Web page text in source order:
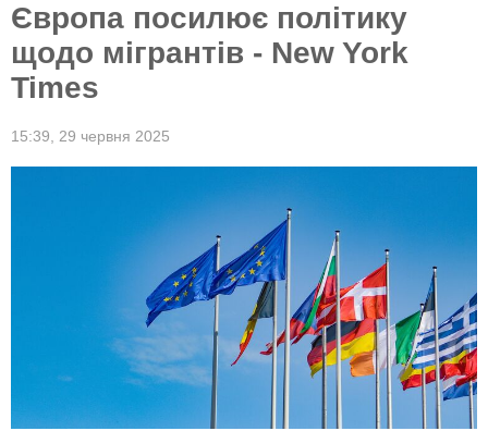
Європа посилює політику
щодо мігрантів - New York
Times
15:39, 29 червня 2025